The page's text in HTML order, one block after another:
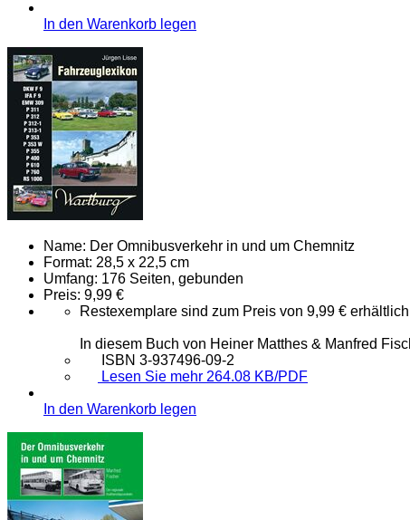
In den Warenkorb legen
Name: Der Omnibusverkehr in und um Chemnitz
Format: 28,5 x 22,5 cm
Umfang: 176 Seiten, gebunden
Preis: 9,99 €
Restexemplare sind zum Preis von 9,99 €
In diesem Buch von Heiner Matthes & Manfred
ISBN 3-937496-09-2
Lesen Sie mehr 264.08 KB/PDF
In den Warenkorb legen